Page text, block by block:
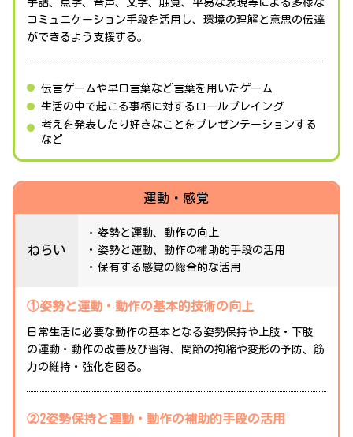
コミュニケーション手段を活用し、環境の理解と意思の伝達
ができるよう支援する。
伝言ゲームや早口言葉など言葉を用いたゲーム
生活の中で起こる事柄に対するロールプレイング
考えを発表したり好きなことをプレゼンテーションする
など
運動・感覚
ねらい
姿勢と運動、動作の向上
姿勢と運動、動作の補助的手段の活用
保有する感覚の総合的な活用
①姿勢と運動・動作の基本的技術の向上
日常生活に必要な動作の基本となる姿勢保持や上肢・下肢
の運動・動作の改善及び習得、関節の拘縮や変形の予防、筋
力の維持・強化を図る。
②2姿勢保持と運動・動作の補助的手段の活用